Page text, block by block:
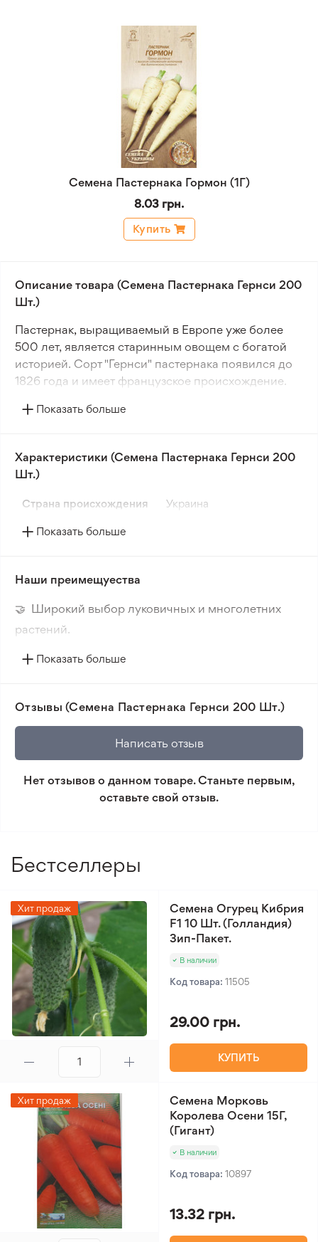
Семена Пастернака Гормон (1Г)
8.03 грн.
Купить
Описание товара (Семена Пастернака Гернси 200
Шт.)
Пастернак, выращиваемый в Европе уже более
500 лет, является старинным овощем с богатой
историей. Сорт "Гернси" пастернака появился до
1826 года и имеет французское происхождение.
Корнеплоды этого сорта отличаются более
гладкая белая кожа придают им непревзойденный
аромат.
Старинный сорт "Гернси" пастернака сохраняет
уникальную глубокую ароматность,
форму, нежную текстуру и наиболее интенсивный
Показать больше
Характеристики (Семена Пастернака Гернси 200
Шт.)
Страна происхождения Украина
Показать больше
Наши преимещуества
🤝 Широкий выбор луковичных и многолетних
растений.
🔥 Новые сорта. Интересные новинки каждого
товара и реального растения.
🛡️ Защита покупок. Возврат средств за товар,
который не соответствует ожиданиям. Согласно
условиям возврата.
Показать больше
Отзывы (Семена Пастернака Гернси 200 Шт.)
Написать отзыв
Нет отзывов о данном товаре. Станьте первым,
оставьте свой отзыв.
Бестселлеры
Хит продаж
Семена Огурец Кибрия
F1 10 Шт. (Голландия)
Зип-Пакет.
В наличии
Код товара: 11505
29.00 грн.
КУПИТЬ
Хит продаж
Семена Морковь
Королева Осени 15Г,
(Гигант)
В наличии
Код товара: 10897
13.32 грн.